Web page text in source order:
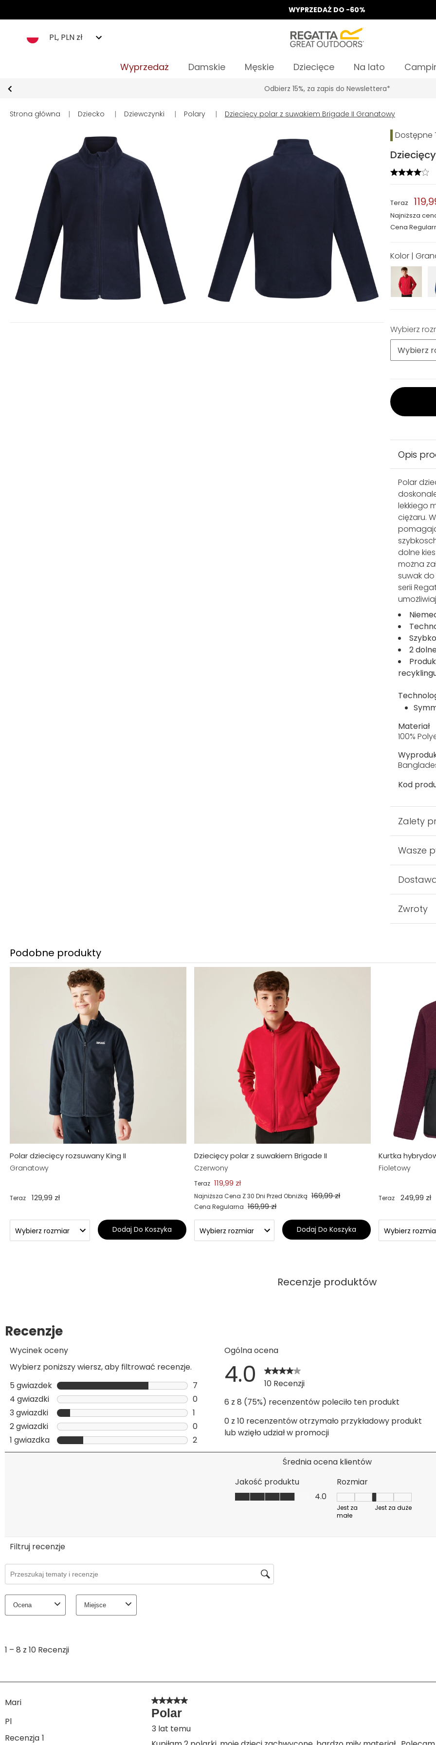
WYPRZEDAŻ DO -60%
PL, PLN zł
Wyprzedaż Damskie Męskie Dziecięce Na lato
Odbierz 15%, za zapis do Newslettera*
Strona główna | Dziecko | Dziewczynki | Polary | Dziecięcy polar z suwakiem Brigade II Granatowy
Dostępne
Cena
Najniższa
Teraz
Kolor |
Wybierz
Opis
Polar
lekkiego
ciężaru.
dolne
można
suwak
serii
2
Materiał
100%
Kod
Zalety
Wasze
Zwroty
Podobne produkty
Polar dziecięcy rozsuwany King II
Granatowy
Teraz 129,99 zł
Dodaj Do Koszyka
Dziecięcy polar z suwakiem Brigade II
Czerwony
Teraz 119,99 zł
Najniższa Cena Z 30 Dni Przed Obniżką 169,99 zł
Cena Regularna 169,99 zł
Dodaj Do Koszyka
Kurtka
Fioletowy
Teraz 249,99 zł
Recenzje produktów